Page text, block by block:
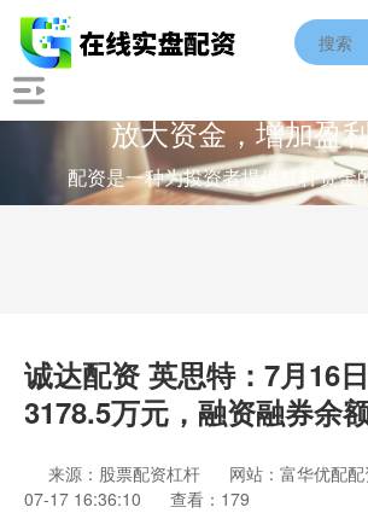
放大资金，增加盈
配资是一种为投资者提供杠杆资金
诚达配资 英思特：7月16
3178.5万元，融资融券余
来源：股票配资杠杆 网站：富华优配配
07-17 16:36:10
查看：179